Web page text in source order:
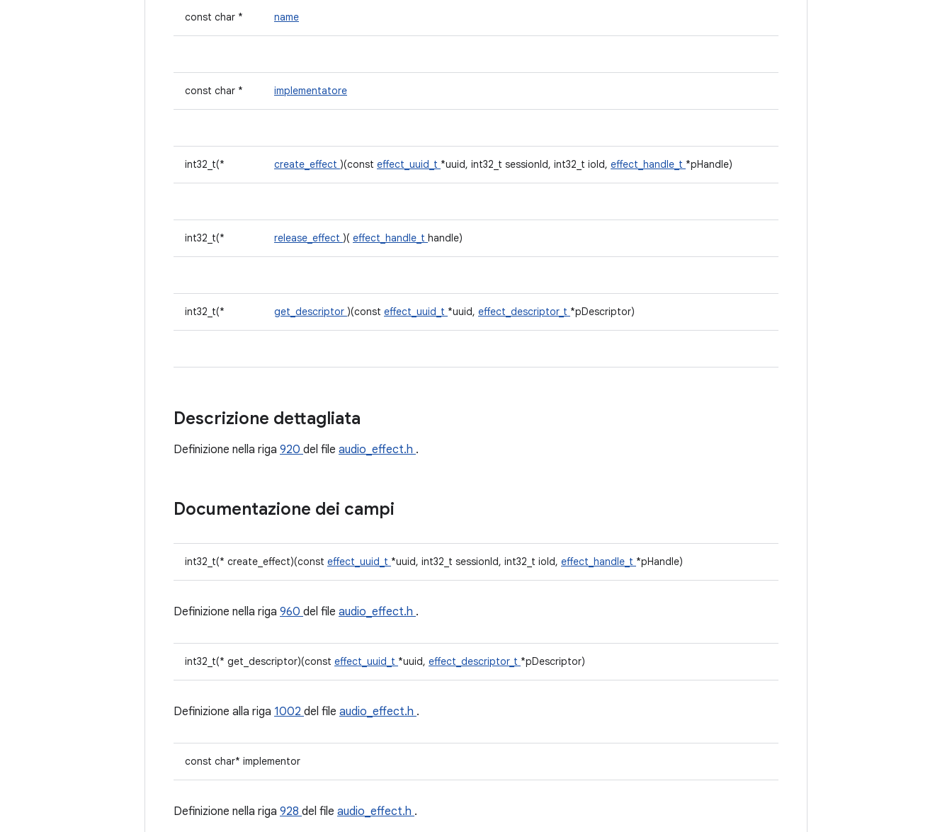
const char * name
const char * implementatore
int32_t(* create_effect )(const effect_uuid_t *uuid, int32_t sessionId, int32_t ioId, effect_handle_t *pHandle)
int32_t(* release_effect )( effect_handle_t handle)
int32_t(* get_descriptor )(const effect_uuid_t *uuid, effect_descriptor_t *pDescriptor)
Descrizione dettagliata
Definizione nella riga 920 del file audio_effect.h .
Documentazione dei campi
int32_t(* create_effect)(const effect_uuid_t *uuid, int32_t sessionId, int32_t ioId, effect_handle_t *pHandle)
Definizione nella riga 960 del file audio_effect.h .
int32_t(* get_descriptor)(const effect_uuid_t *uuid, effect_descriptor_t *pDescriptor)
Definizione alla riga 1002 del file audio_effect.h .
const char* implementor
Definizione nella riga 928 del file audio_effect.h .